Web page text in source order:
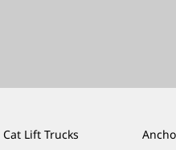
Cat Lift Trucks